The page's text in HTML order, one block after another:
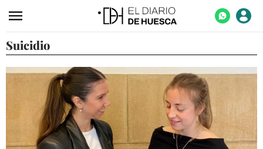
ACTUALIDAD
ECONOMÍA
TECNOLOGÍA
TURISMO
AGROALIMENTACIÓN
Suicidio